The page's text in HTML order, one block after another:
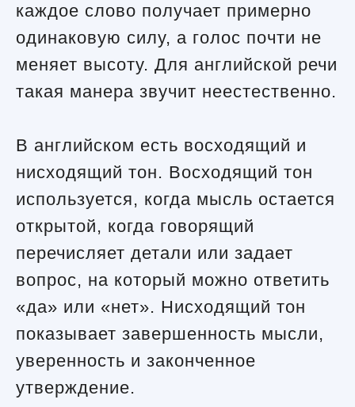
каждое слово получает примерно
одинаковую силу, а голос почти не
меняет высоту. Для английской речи
такая манера звучит неестественно.
В английском есть восходящий и
нисходящий тон. Восходящий тон
используется, когда мысль остается
открытой, когда говорящий
перечисляет детали или задает
вопрос, на который можно ответить
«да» или «нет». Нисходящий тон
показывает завершенность мысли,
уверенность и законченное
утверждение.